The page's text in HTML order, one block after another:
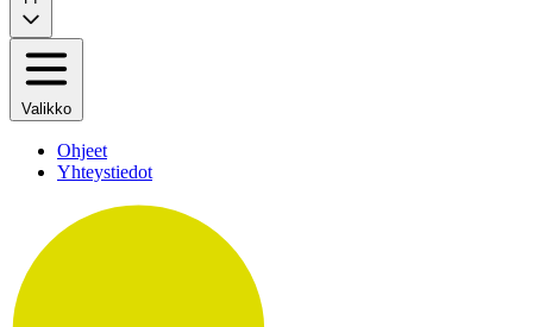
Valikko
Ohjeet
Yhteystiedot